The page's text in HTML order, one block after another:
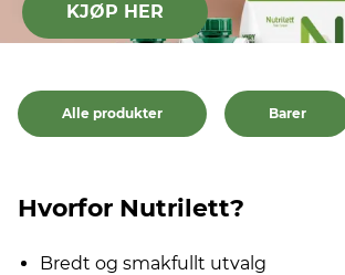
KJØP HER
Alle produkter Barer
Hvorfor Nutrilett?
Bredt og smakfullt utvalg